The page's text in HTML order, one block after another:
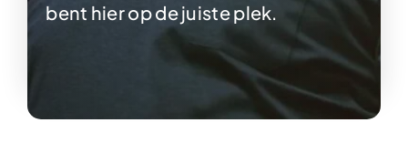
bent hier op de juiste plek.